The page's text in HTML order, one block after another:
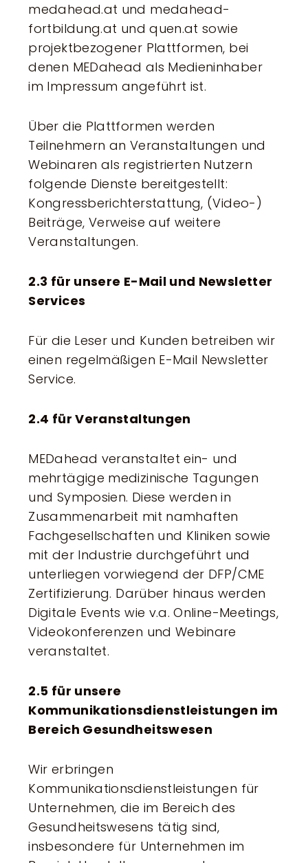
medahead.at und medahead-
fortbildung.at und quen.at sowie
projektbezogener Plattformen, bei
denen MEDahead als Medieninhaber
im Impressum angeführt ist.
Über die Plattformen werden
Teilnehmern an Veranstaltungen und
Webinaren als registrierten Nutzern
folgende Dienste bereitgestellt:
Kongressberichterstattung, (Video-)
Beiträge, Verweise auf weitere
Veranstaltungen.
2.3 für unsere E-Mail und Newsletter
Services
Für die Leser und Kunden betreiben wir
einen regelmäßigen E-Mail Newsletter
Service.
2.4 für Veranstaltungen
MEDahead veranstaltet ein- und
mehrtägige medizinische Tagungen
und Symposien. Diese werden in
Zusammenarbeit mit namhaften
Fachgesellschaften und Kliniken sowie
mit der Industrie durchgeführt und
unterliegen vorwiegend der DFP/CME
Zertifizierung. Darüber hinaus werden
Digitale Events wie v.a. Online-Meetings,
Videokonferenzen und Webinare
veranstaltet.
2.5 für unsere
Kommunikationsdienstleistungen im
Bereich Gesundheitswesen
Wir erbringen
Kommunikationsdienstleistungen für
Unternehmen, die im Bereich des
Gesundheitswesens tätig sind,
insbesondere für Unternehmen im